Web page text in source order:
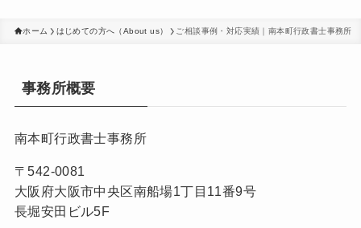
ホーム はじめての方へ（About us） ご相談事例・対応実績｜南本町行政書士事務所
事務所概要
南本町行政書士事務所
〒542-0081
大阪府大阪市中央区南船場1丁目11番9号
長堀安田ビル5F